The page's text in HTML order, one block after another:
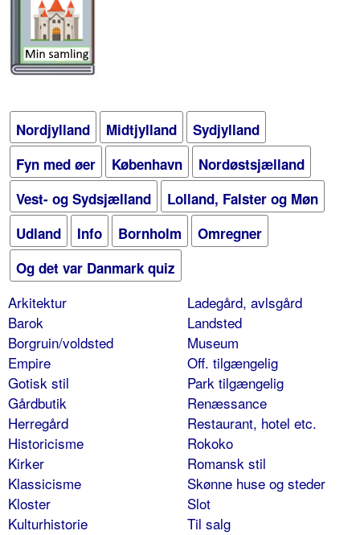
Nordjylland Midtjylland
Sydjylland
Fyn med øer
København
Nordøstsjælland
Vest- og Sydsjælland
Lolland, Falster og Møn
Udland
Info Bornholm
Omregner
Og det var Danmark quiz
Arkitektur
Barok
Borgruin/voldsted
Empire
Gotisk stil
Gårdbutik
Herregård
Historicisme
Kirker
Klassicisme
Kloster
Kulturhistorie
Ladegård, avlsgård
Landsted
Museum
Off. tilgængelig
Park tilgængelig
Renæssance
Restaurant, hotel etc.
Rokoko
Romansk stil
Skønne huse og steder
Slot
Til salg